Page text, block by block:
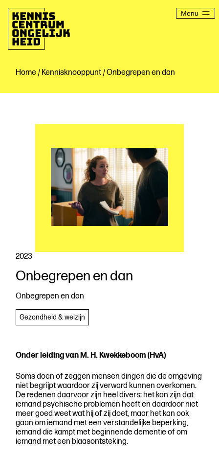
naar
inhoud
Menu
Home / Kennisknooppunt / Onbegrepen en dan
Download
de
publicatie
2023
Onbegrepen en dan
Onbegrepen en dan
Gezondheid & welzijn
Onder leiding van M. H. Kwekkeboom (HvA)
Soms doen of zeggen mensen dingen die de omgeving
niet begrijpt waardoor zij verward kunnen overkomen.
De redenen daarvoor zijn heel divers: het kan zijn dat
iemand psychische problemen heeft en daardoor niet
meer goed weet wat hij of zij doet, maar het kan ook
gaan om iemand met een verstandelijke beperking,
iemand die kampt met beginnende dementie of om
iemand met een blaasontsteking.